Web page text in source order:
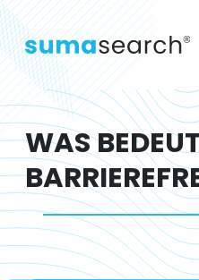
Agenturleistungen
Über uns
Karriere
SSEO AGENTUR
SSEA AGENTUR
G
GEO AGENTUR
W
WEBDESIGN
WAS